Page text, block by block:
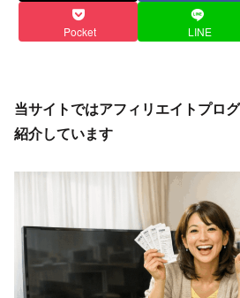
Pocket LINE
当サイトではアフィリエイトプロ
紹介しています